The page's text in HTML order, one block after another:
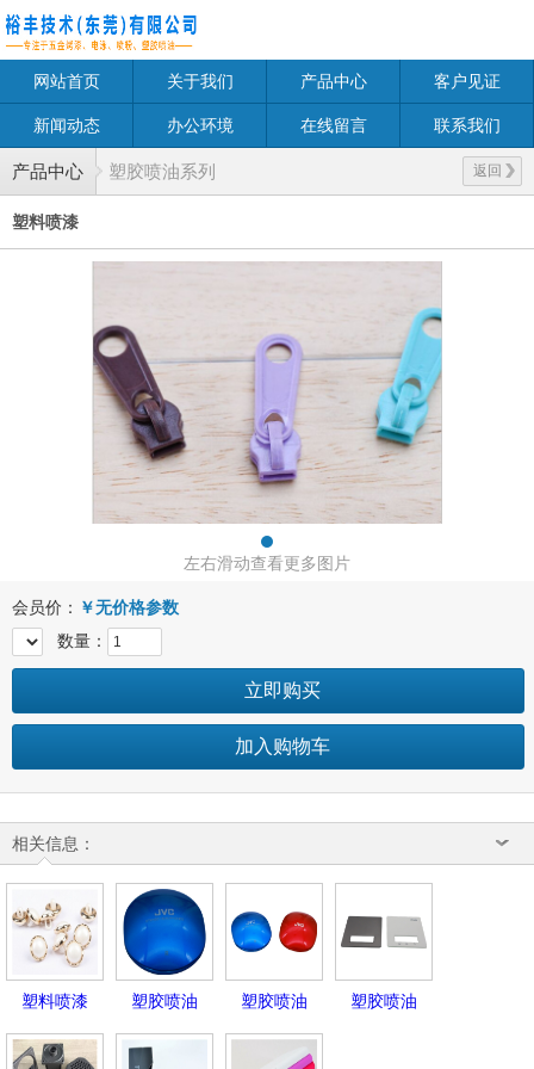
网站首页 关于我们 产品中心 客户见证
新闻动态 办公环境 在线留言 联系我们
产品中心 返回
塑胶喷油系列
塑料喷漆
左右滑动查看更多图片
会员价： ￥无价格参数
数量：
立即购买
加入购物车
相关信息：
塑料喷漆 塑胶喷油 塑胶喷油 塑胶喷油